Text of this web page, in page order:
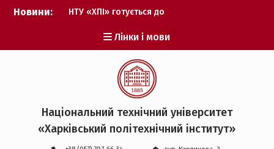
Перейти
Новини:
НТУ «ХПІ» готується до
Музичні таланти ХПІ
запрошуються на
Всеукраїнський
фестиваль «Червона
рута – 2027»
ХПІ уклав угоду про
партнерство з ДержНДІ
технологій кібербезпеки
Лінки і мови
Національний технічний університет
«Харківський політехнічний iнститут»